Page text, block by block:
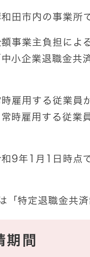
市内の事業所で
業主負担によ
業退職金共済制
用する従業員が
する従業員と
年1月1日時点で
定退職金共済制
期間